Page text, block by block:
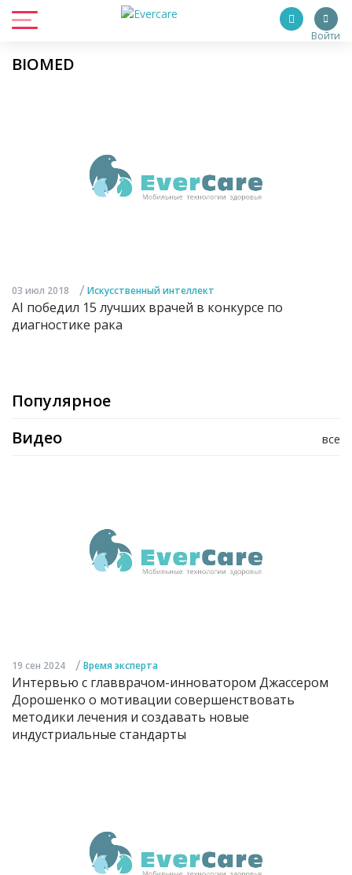
Войти
BIOMED
03 июл 2018 / Искусственный интеллект
AI победил 15 лучших врачей в конкурсе по
диагностике рака
Популярное
все
Видео
19 сен 2024 / Время эксперта
Интервью с главврачом-инноватором Джассером
Дорошенко о мотивации совершенствовать
методики лечения и создавать новые
индустриальные стандарты